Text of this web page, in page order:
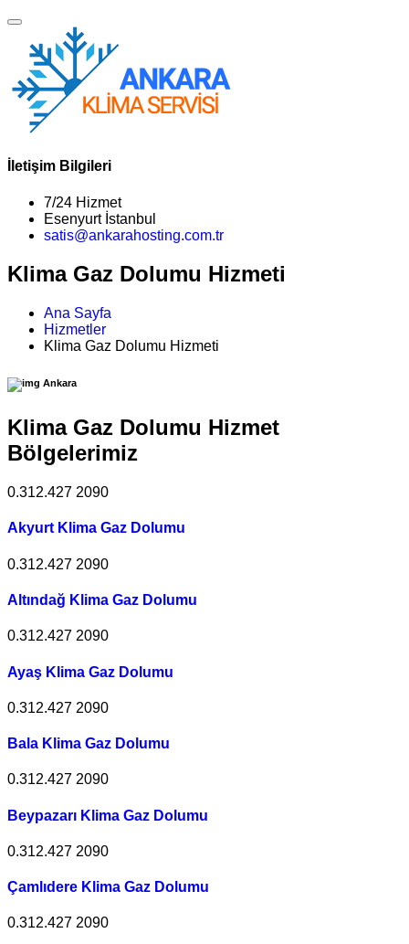
İletişim Bilgileri
7/24 Hizmet
Esenyurt İstanbul
satis@ankarahosting.com.tr
Klima Gaz Dolumu Hizmeti
Ana Sayfa
Hizmetler
Klima Gaz Dolumu Hizmeti
Ankara
Klima Gaz Dolumu Hizmet
Bölgelerimiz
0.312.427 2090
Akyurt Klima Gaz Dolumu
0.312.427 2090
Altındağ Klima Gaz Dolumu
0.312.427 2090
Ayaş Klima Gaz Dolumu
0.312.427 2090
Bala Klima Gaz Dolumu
0.312.427 2090
Beypazarı Klima Gaz Dolumu
0.312.427 2090
Çamlıdere Klima Gaz Dolumu
0.312.427 2090